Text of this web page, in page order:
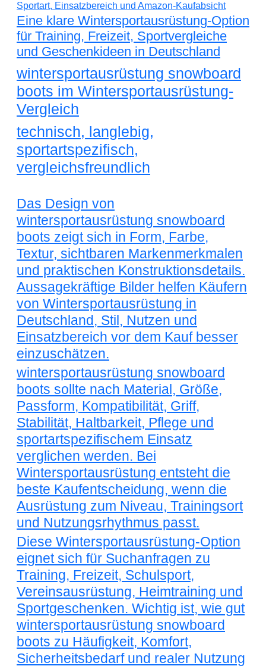
Eine klare Wintersportausrüstung-Option
für Training, Freizeit, Sportvergleiche
und Geschenkideen in Deutschland
wintersportausrüstung snowboard
boots im Wintersportausrüstung-
Vergleich
technisch, langlebig,
sportartspezifisch,
vergleichsfreundlich
Das Design von
wintersportausrüstung snowboard
boots zeigt sich in Form, Farbe,
Textur, sichtbaren Markenmerkmalen
und praktischen Konstruktionsdetails.
Aussagekräftige Bilder helfen Käufern
von Wintersportausrüstung in
Deutschland, Stil, Nutzen und
Einsatzbereich vor dem Kauf besser
einzuschätzen.
wintersportausrüstung snowboard
boots sollte nach Material, Größe,
Passform, Kompatibilität, Griff,
Stabilität, Haltbarkeit, Pflege und
sportartspezifischem Einsatz
verglichen werden. Bei
Wintersportausrüstung entsteht die
beste Kaufentscheidung, wenn die
Ausrüstung zum Niveau, Trainingsort
und Nutzungsrhythmus passt.
Diese Wintersportausrüstung-Option
eignet sich für Suchanfragen zu
Training, Freizeit, Schulsport,
Vereinsausrüstung, Heimtraining und
Sportgeschenken. Wichtig ist, wie gut
wintersportausrüstung snowboard
boots zu Häufigkeit, Komfort,
Sicherheitsbedarf und realer Nutzung